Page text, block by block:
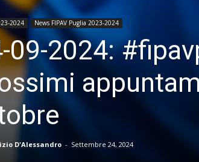
2024 News FIPAV Puglia 2023-2024
09-2024:
D'Alessandro - Settembre 24, 2024